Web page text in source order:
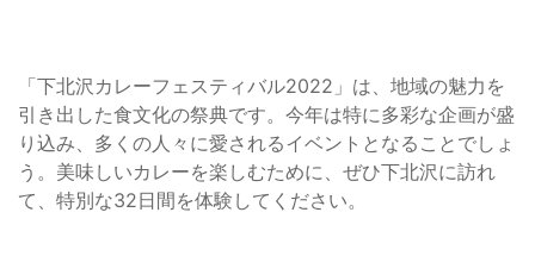
「下北沢カレーフェスティバル2022」は、地域の魅力を
引き出した食文化の祭典です。今年は特に多彩な企画が盛
り込み、多くの人々に愛されるイベントとなることでしょ
う。美味しいカレーを楽しむために、ぜひ下北沢に訪れ
て、特別な32日間を体験してください。